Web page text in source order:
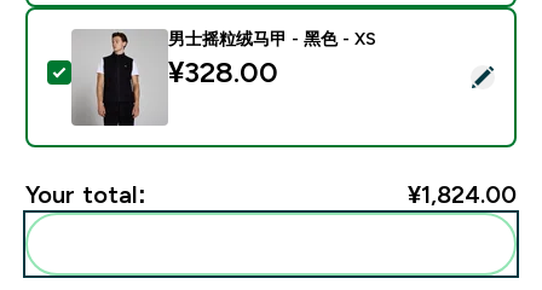
Select this product - 男士摇粒绒马甲 - 黑色 - XS
男士摇粒绒马甲 - 黑色 - XS
¥328.00‎
Your total: ¥1,824.00‎